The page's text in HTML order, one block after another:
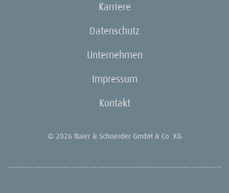
Karriere
Datenschutz
Unternehmen
Impressum
Kontakt
© 2026 Baier & Schneider GmbH & Co. KG